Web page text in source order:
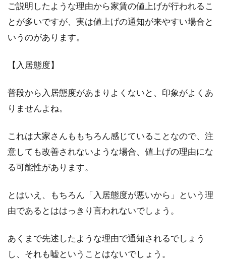
不動産登記のひとつには、「地目変更登記」と
アパートの大家さんなどへの挨拶は
への挨拶に伺いましょう。入居直後はやらなけ
ればなら...
賃貸物件を東京で探そう！家賃相場
が安いのはどの駅？
東京での賃貸物件を探す決め手は、やはり家賃
の金額は大きなポイントとなるでしょう。家賃
ご説明したような理由から家賃の値上げが行われるこ
とが多いですが、実は値上げの通知が来やすい場合と
いうのがあります。
【入居態度】
普段から入居態度があまりよくないと、印象がよくあ
りませんよね。
これは大家さんももちろん感じていることなので、注
意しても改善されないような場合、値上げの理由にな
る可能性があります。
とはいえ、もちろん「入居態度が悪いから」という理
由であるとははっきり言われないでしょう。
あくまで先述したような理由で通知されるでしょう
し、それも嘘ということはないでしょう。